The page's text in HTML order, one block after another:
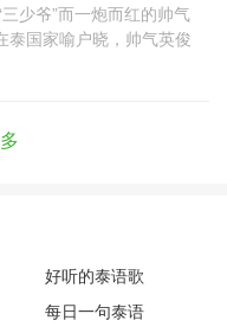
少爷”而一炮而红的帅气
国家喻户晓，帅气英俊
好听的泰语歌
每日一句泰语